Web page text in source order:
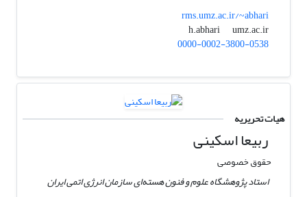
rms.umz.ac.ir/~abhari
h.abhari
umz.ac.ir
0000-0002-3800-0538
هیات تحریریه
ربیعا اسکینی
حقوق خصوصی
استاد پژوهشگاه علوم و فنون هسته‌ای سازمان انرژی اتمی ایران